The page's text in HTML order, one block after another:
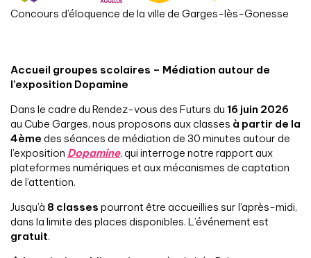
Concours d’éloquence de la ville de Garges-lès-Gonesse
Accueil groupes scolaires – Médiation autour de
l’exposition Dopamine
Dans le cadre du Rendez-vous des Futurs du 16 juin 2026
au Cube Garges, nous proposons aux classes à partir de la
4ème des séances de médiation de 30 minutes autour de
l’exposition Dopamine, qui interroge notre rapport aux
plateformes numériques et aux mécanismes de captation
de l’attention.
Jusqu’à 8 classes pourront être accueillies sur l’après-midi,
dans la limite des places disponibles. L’événement est
gratuit.